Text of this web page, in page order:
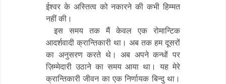
ईश्वर के अस्तित्व को नकारने की कभी हिम्मत
नहीं की।
इस समय तक मैं केवल एक रोमान्टिक
आदर्शवादी क्रान्तिकारी था। अब तक हम दूसरों
का अनुसरण करते थे। अब अपने कन्धों पर
ज़िम्मेदारी उठाने का समय आया था। यह मेरे
क्रान्तिकारी जीवन का एक निर्णायक बिन्दु था।